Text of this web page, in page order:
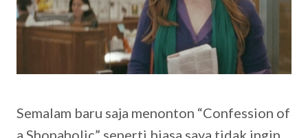
Semalam baru saja menonton “Confession of